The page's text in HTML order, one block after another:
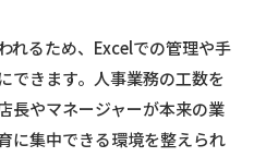
れるため、Excelでの管理や手
できます。人事業務の工数を
長やマネージャーが本来の業
に集中できる環境を整えられ